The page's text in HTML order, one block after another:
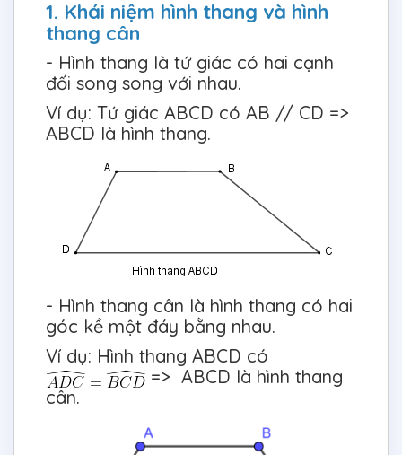
1. Khái niệm hình thang và hình
thang cân
- Hình thang là tứ giác có hai cạnh
đối song song với nhau.
Ví dụ: Tứ giác ABCD có AB // CD =>
ABCD là hình thang.
- Hình thang cân là hình thang có hai
góc kề một đáy bằng nhau.
Ví dụ: Hình thang ABCD có
=> ABCD là hình thang
cân.